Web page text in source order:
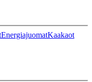
EnergiajuomatKaakaot